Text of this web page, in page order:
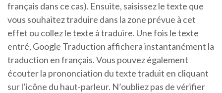
français dans ce cas). Ensuite, saisissez le texte que
vous souhaitez traduire dans la zone prévue à cet
effet ou collez le texte à traduire. Une fois le texte
entré, Google Traduction affichera instantanément la
traduction en français. Vous pouvez également
écouter la prononciation du texte traduit en cliquant
sur l’icône du haut-parleur. N’oubliez pas de vérifier